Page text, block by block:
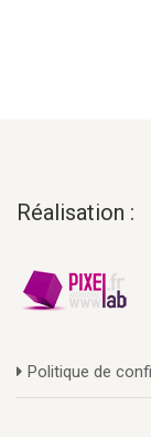
Réalisation :
Politique de